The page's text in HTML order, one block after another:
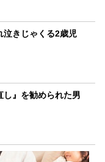
泣きじゃくる2歳児
し』を勧められた男